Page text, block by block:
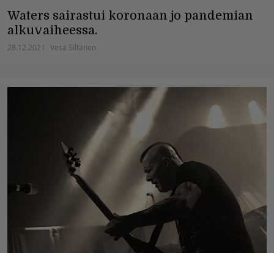
Waters sairastui koronaan jo pandemian
alkuvaiheessa.
28.12.2021 Vesa Siltanen